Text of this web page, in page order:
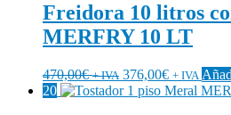
Freidora 10 litros
MERFRY 10 LT
470,00€ + IVA 376,00€ + IVA
20